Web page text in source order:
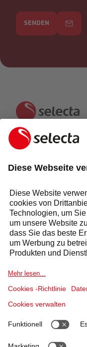
SENDEN
KONTAKTIEREN
ANFRAGE
Antwort
Sektoren
Produkte & Lösungen